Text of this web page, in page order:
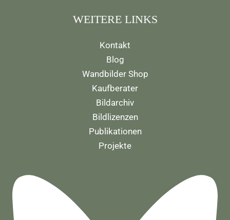
WEITERE LINKS
Kontakt
Blog
Wandbilder Shop
Kaufberater
Bildarchiv
Bildlizenzen
Publikationen
Projekte